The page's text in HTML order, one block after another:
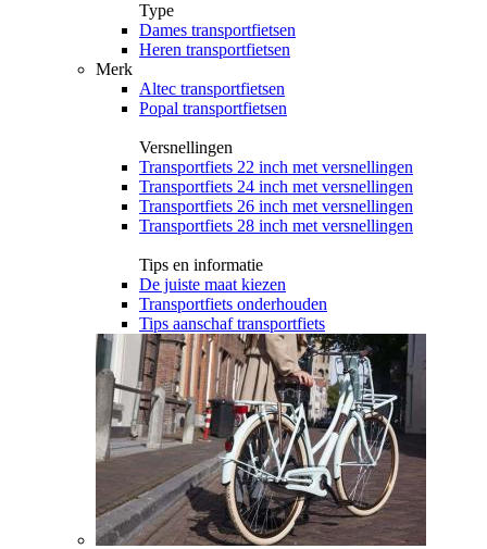
Type
Dames transportfietsen
Heren transportfietsen
Merk
Altec transportfietsen
Popal transportfietsen
Versnellingen
Transportfiets 22 inch met versnellingen
Transportfiets 24 inch met versnellingen
Transportfiets 26 inch met versnellingen
Transportfiets 28 inch met versnellingen
Tips en informatie
De juiste maat kiezen
Transportfiets onderhouden
Tips aanschaf transportfiets